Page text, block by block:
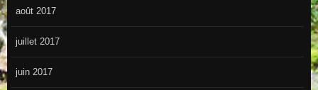
août 2017
juillet 2017
juin 2017